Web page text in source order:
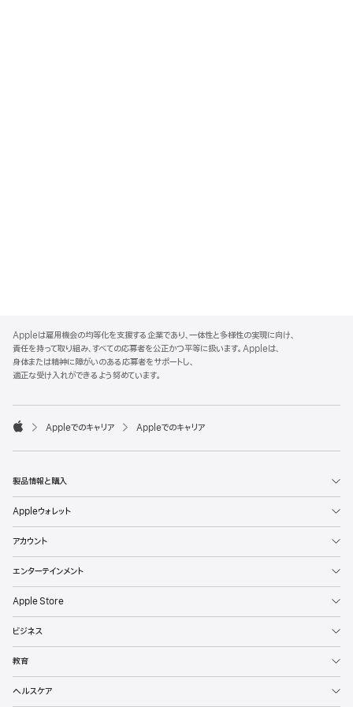
p
p
l
e
o
t
Appleは雇用機会の均等化を支援する企業であり、一体性と多様性の実現に向け、
責任を持って取り組み、すべての応募者を公正かつ平等に扱います。Appleは、
身体または精神に障がいのある応募者をサポートし、
適正な受け入れができるよう努めています。

p
l
Appleでのキャリア Appleでのキャリア
製品情報と購入
Appleウォレット
アカウント
エンターテインメント
Apple Store
ビジネス
教育
ヘルスケア